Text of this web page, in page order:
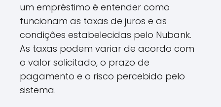
um empréstimo é entender como
funcionam as taxas de juros e as
condições estabelecidas pelo Nubank.
As taxas podem variar de acordo com
o valor solicitado, o prazo de
pagamento e o risco percebido pelo
sistema.